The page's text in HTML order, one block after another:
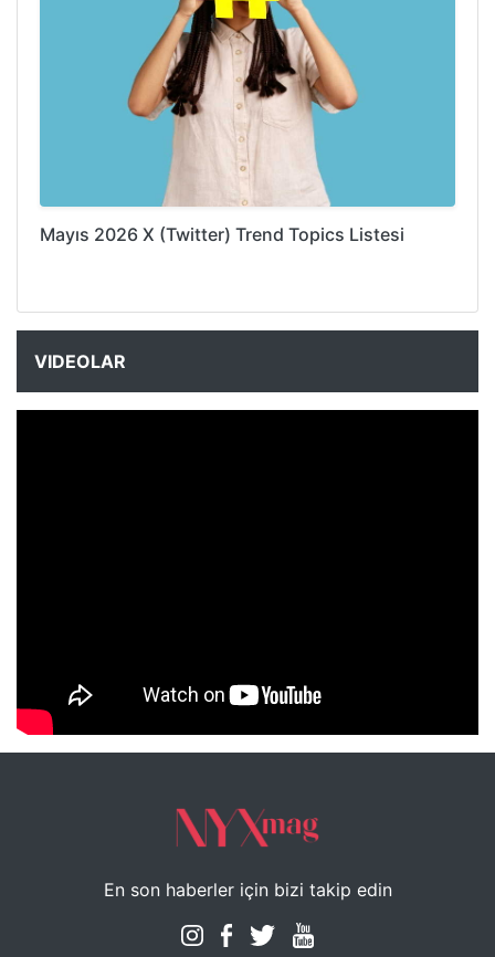
Mayıs 2026 X (Twitter) Trend Topics Listesi
VIDEOLAR
NYXmag 2. Yaş Kutlama Etkinliği
En son haberler için bizi takip edin